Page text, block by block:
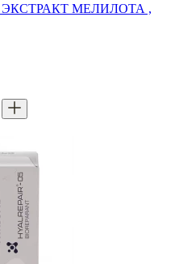
ЭКСТРАКТ МЕЛИЛОТА ,